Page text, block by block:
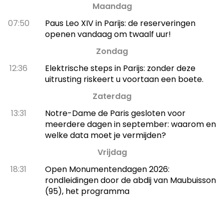
Maandag
07:50
Paus Leo XIV in Parijs: de reserveringen
openen vandaag om twaalf uur!
Zondag
12:36
Elektrische steps in Parijs: zonder deze
uitrusting riskeert u voortaan een boete.
Zaterdag
13:31
Notre-Dame de Paris gesloten voor
meerdere dagen in september: waarom en
welke data moet je vermijden?
Vrijdag
18:31
Open Monumentendagen 2026:
rondleidingen door de abdij van Maubuisson
(95), het programma